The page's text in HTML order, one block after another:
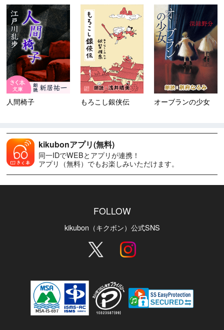
人間椅子 もろこし銀侠伝 オーブランの少女
kikubonアプリ(無料)
同一IDでWEBとアプリが連携！
アプリ（無料）でもお楽しみいただけます。
FOLLOW
kikubon（キクボン）公式SNS